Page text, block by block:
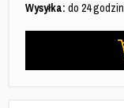
Wysyłka: do 24 godzin